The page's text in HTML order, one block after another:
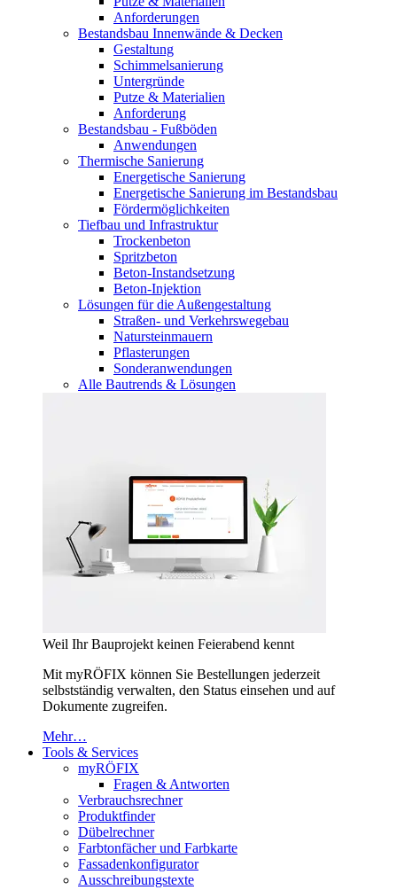
Anforderungen
Bestandsbau Innenwände & Decken
Gestaltung
Schimmelsanierung
Untergründe
Putze & Materialien
Anforderung
Bestandsbau - Fußböden
Anwendungen
Thermische Sanierung
Energetische Sanierung
Energetische Sanierung im Bestandsbau
Fördermöglichkeiten
Tiefbau und Infrastruktur
Trockenbeton
Spritzbeton
Beton-Instandsetzung
Beton-Injektion
Lösungen für die Außengestaltung
Straßen- und Verkehrswegebau
Natursteinmauern
Pflasterungen
Sonderanwendungen
Alle Bautrends & Lösungen
Weil Ihr Bauprojekt keinen Feierabend kennt
Mit myRÖFIX können Sie Bestellungen jederzeit
selbstständig verwalten, den Status einsehen und auf
Dokumente zugreifen.
Mehr…
Tools & Services
myRÖFIX
Fragen & Antworten
Verbrauchsrechner
Produktfinder
Dübelrechner
Farbtonfächer und Farbkarte
Fassadenkonfigurator
Ausschreibungstexte